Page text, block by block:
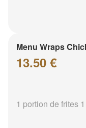
Menu Wraps
13.50 €
1 portion de frites